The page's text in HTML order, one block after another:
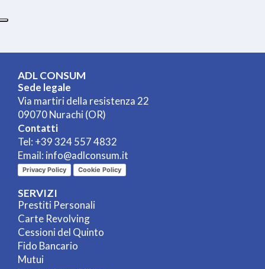
ADL CONSUM
Sede legale
Via martiri della resistenza 22
09070 Nurachi (OR)
Contatti
Tel: +39 324 557 4832
Email: info@adlconsum.it
Privacy Policy Cookie Policy
SERVIZI
Prestiti Personali
Carte Revolving
Cessioni del Quinto
Fido Bancario
Mutui